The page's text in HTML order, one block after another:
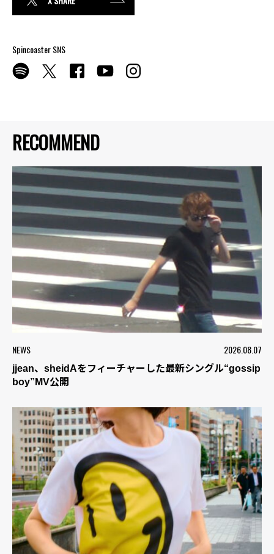
RECOMMEND
NEWS 2026.08.07
jjean、sheidAをフィーチャーした最新シングル“gossip
boy”MV公開
Spincoaster SNS